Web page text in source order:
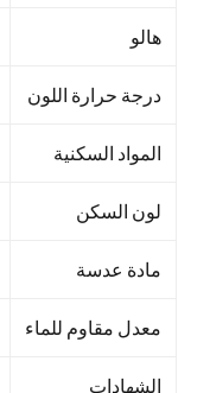
هالو
درجة حرارة اللون
المواد السكنية
لون السكن
مادة عدسة
معدل مقاوم للماء
الشهادات